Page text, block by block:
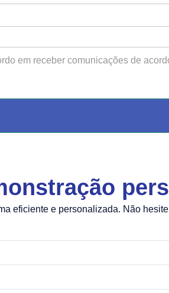
em receber comunicações de
eficiente e personalizada. Não